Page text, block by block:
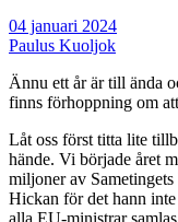
04 januari 2024
Paulus Kuoljok
Ännu ett år är till ända
finns förhoppning om
Låt oss först titta lite
hände. Vi började året
miljoner av Sametingets
Hickan för det hann
alla EU-ministrar